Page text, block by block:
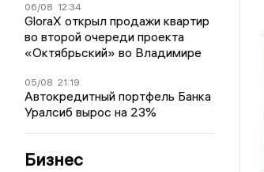
06/08 12:34
GloraX открыл продажи квартир
во второй очереди проекта
«Октябрьский» во Владимире
05/08 21:19
Автокредитный портфель Банка
Уралсиб вырос на 23%
Бизнес